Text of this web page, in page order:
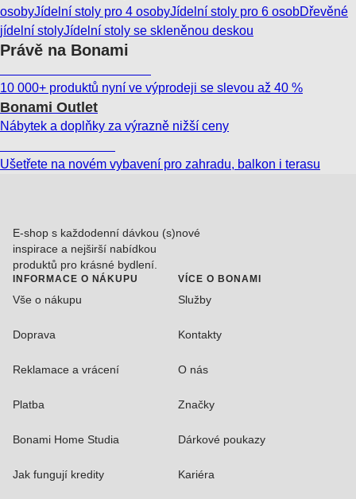
osobyJídelní stoly pro 4 osobyJídelní stoly pro 6 osobDřevěné
jídelní stolyJídelní stoly se skleněnou deskou
Právě na Bonami
10 000+ produktů nyní ve výprodeji se slevou až 40 %
Bonami Outlet
Nábytek a doplňky za výrazně nižší ceny
Ušetřete na novém vybavení pro zahradu, balkon i terasu
E-shop s každodenní dávkou (s)nové
inspirace a nejširší nabídkou
produktů pro krásné bydlení.
INFORMACE O NÁKUPU
Vše o nákupu
Doprava
Reklamace a vrácení
Platba
Bonami Home Studia
Jak fungují kredity
VÍCE O BONAMI
Služby
Kontakty
O nás
Značky
Dárkové poukazy
Kariéra